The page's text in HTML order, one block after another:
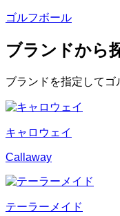
ゴルフボール
ブランドから
ブランドを指定してゴ
キャロウェイ
Callaway
テーラーメイド